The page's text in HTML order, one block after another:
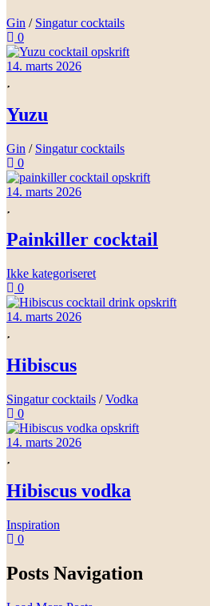
Gin / Singatur cocktails
0
14. marts 2026
Yuzu
Gin / Singatur cocktails
0
14. marts 2026
Painkiller cocktail
Ikke kategoriseret
0
14. marts 2026
Hibiscus
Singatur cocktails /Vodka
0
14. marts 2026
Hibiscus vodka
Inspiration
0
Posts Navigation